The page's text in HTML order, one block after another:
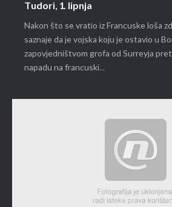
Tudori, 1. lipnja
Nakon što se vratio iz Francuske loša
saznaje da je vojska koju je ostavio u
zapovjedništvom grofa od Surreyja
napadu na francuski...